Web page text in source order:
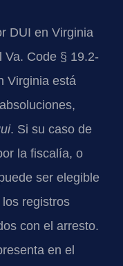
DUI en Virginia
Va. Code § 19.2-
Virginia está
. Si su caso de
la fiscalía, o
ser elegible
registros
con el arresto.
en el